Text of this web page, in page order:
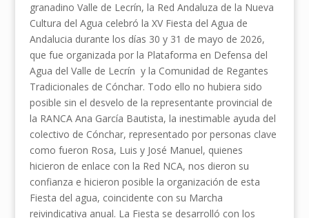
granadino Valle de Lecrín, la Red Andaluza de la Nueva
Cultura del Agua celebró la XV Fiesta del Agua de
Andalucia durante los días 30 y 31 de mayo de 2026,
que fue organizada por la Plataforma en Defensa del
Agua del Valle de Lecrín y la Comunidad de Regantes
Tradicionales de Cónchar. Todo ello no hubiera sido
posible sin el desvelo de la representante provincial de
la RANCA Ana García Bautista, la inestimable ayuda del
colectivo de Cónchar, representado por personas clave
como fueron Rosa, Luis y José Manuel, quienes
hicieron de enlace con la Red NCA, nos dieron su
confianza e hicieron posible la organización de esta
Fiesta del agua, coincidente con su Marcha
reivindicativa anual. La Fiesta se desarrolló con los